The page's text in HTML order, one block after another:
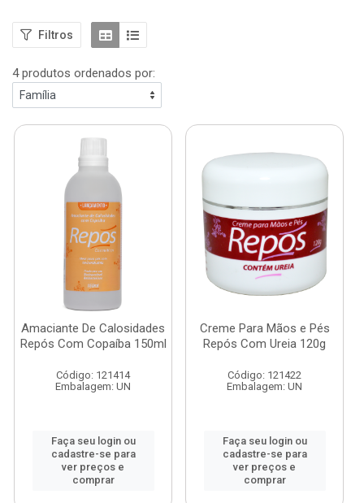
Filtros
4 produtos ordenados por:
Amaciante De Calosidades
Repós Com Copaíba 150ml
Código: 121414
Embalagem: UN
Faça seu login ou
cadastre-se para
ver preços e
comprar
Creme Para Mãos e Pés
Repós Com Ureia 120g
Código: 121422
Embalagem: UN
Faça seu login ou
cadastre-se para
ver preços e
comprar